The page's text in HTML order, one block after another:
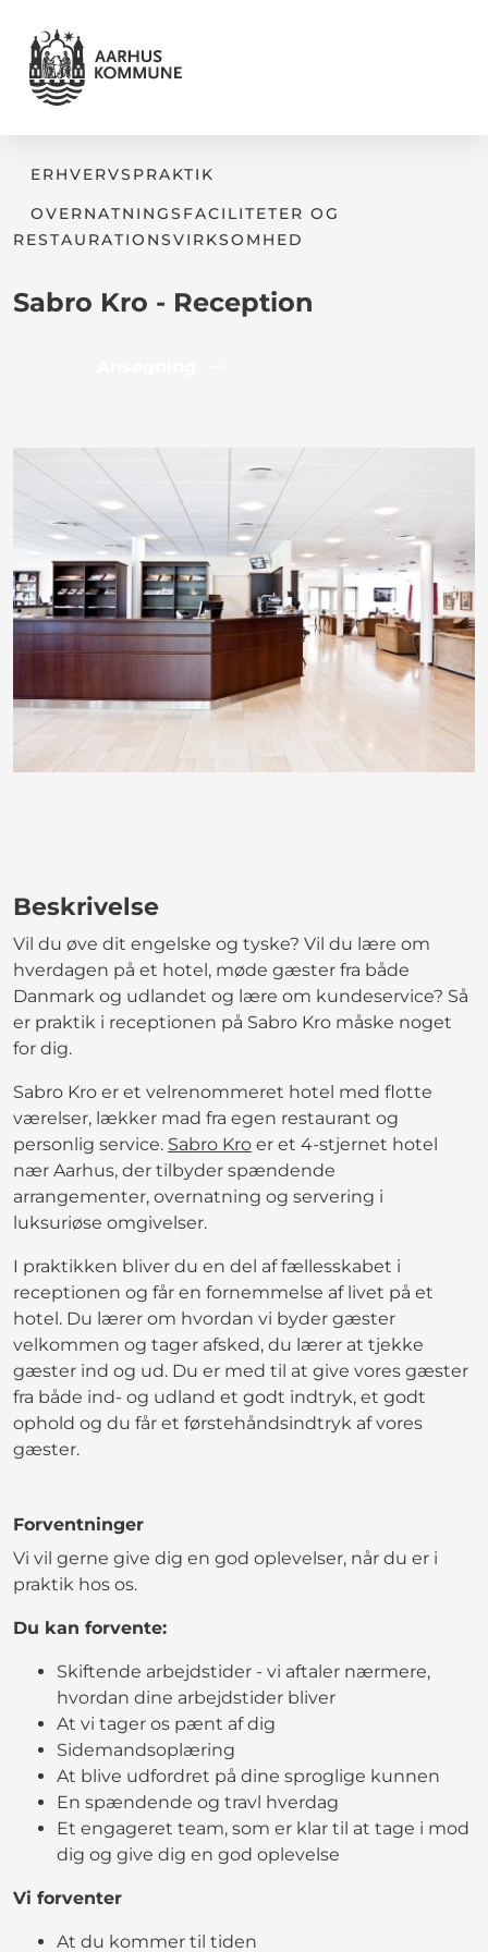
ERHVERVSPRAKTIK
OVERNATNINGSFACILITETER OG
RESTAURATIONSVIRKSOMHED
Sabro Kro - Reception
Beskrivelse
Vil du øve dit engelske og tyske? Vil du lære om
hverdagen på et hotel, møde gæster fra både
Danmark og udlandet og lære om kundeservice? Så
er praktik i receptionen på Sabro Kro måske noget
for dig.
Sabro Kro er et velrenommeret hotel med flotte
værelser, lækker mad fra egen restaurant og
personlig service. Sabro Kro er et 4-stjernet hotel
nær Aarhus, der tilbyder spændende
arrangementer, overnatning og servering i
luksuriøse omgivelser.
I praktikken bliver du en del af fællesskabet i
receptionen og får en fornemmelse af livet på et
hotel. Du lærer om hvordan vi byder gæster
velkommen og tager afsked, du lærer at tjekke
gæster ind og ud. Du er med til at give vores gæster
fra både ind- og udland et godt indtryk, et godt
ophold og du får et førstehåndsindtryk af vores
gæster.
Forventninger
Vi vil gerne give dig en god oplevelser, når du er i
praktik hos os.
Du kan forvente:
Skiftende arbejdstider - vi aftaler nærmere,
hvordan dine arbejdstider bliver
At vi tager os pænt af dig
Sidemandsoplæring
At blive udfordret på dine sproglige kunnen
En spændende og travl hverdag
Et engageret team, som er klar til at tage i mod
dig og give dig en god oplevelse
Vi forventer
At du kommer til tiden